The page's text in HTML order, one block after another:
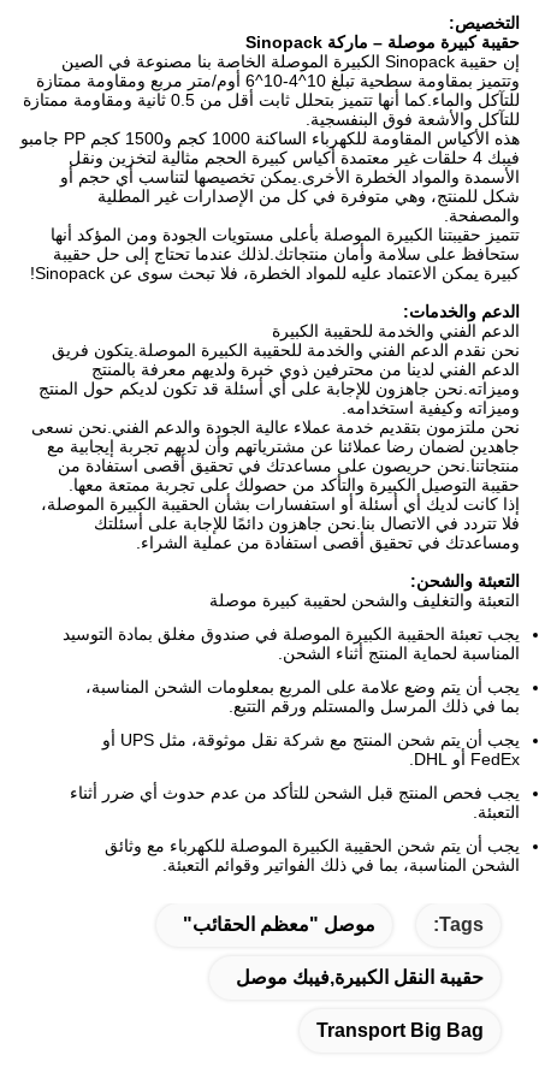
التخصيص:
حقيبة كبيرة موصلة – ماركة Sinopack
إن حقيبة Sinopack الكبيرة الموصلة الخاصة بنا مصنوعة في الصين
وتتميز بمقاومة سطحية تبلغ 10^4-10^6 أوم/متر مربع ومقاومة ممتازة
للتآكل والماء.كما أنها تتميز بتحلل ثابت أقل من 0.5 ثانية ومقاومة ممتازة
للتآكل والأشعة فوق البنفسجية.
هذه الأكياس المقاومة للكهرباء الساكنة 1000 كجم و1500 كجم PP جامبو
فيبك 4 حلقات غير معتمدة أكياس كبيرة الحجم مثالية لتخزين ونقل
الأسمدة والمواد الخطرة الأخرى.يمكن تخصيصها لتناسب أي حجم أو
شكل للمنتج، وهي متوفرة في كل من الإصدارات غير المطلية
والمصفحة.
تتميز حقيبتنا الكبيرة الموصلة بأعلى مستويات الجودة ومن المؤكد أنها
ستحافظ على سلامة وأمان منتجاتك.لذلك عندما تحتاج إلى حل حقيبة
كبيرة يمكن الاعتماد عليه للمواد الخطرة، فلا تبحث سوى عن Sinopack!
الدعم والخدمات:
الدعم الفني والخدمة للحقيبة الكبيرة
نحن نقدم الدعم الفني والخدمة للحقيبة الكبيرة الموصلة.يتكون فريق
الدعم الفني لدينا من محترفين ذوي خبرة ولديهم معرفة بالمنتج
وميزاته.نحن جاهزون للإجابة على أي أسئلة قد تكون لديكم حول المنتج
وميزاته وكيفية استخدامه.
نحن ملتزمون بتقديم خدمة عملاء عالية الجودة والدعم الفني.نحن نسعى
جاهدين لضمان رضا عملائنا عن مشترياتهم وأن لديهم تجربة إيجابية مع
منتجاتنا.نحن حريصون على مساعدتك في تحقيق أقصى استفادة من
حقيبة التوصيل الكبيرة والتأكد من حصولك على تجربة ممتعة معها.
إذا كانت لديك أي أسئلة أو استفسارات بشأن الحقيبة الكبيرة الموصلة،
فلا تتردد في الاتصال بنا.نحن جاهزون دائمًا للإجابة على أسئلتك
ومساعدتك في تحقيق أقصى استفادة من عملية الشراء.
التعبئة والشحن:
التعبئة والتغليف والشحن لحقيبة كبيرة موصلة
يجب تعبئة الحقيبة الكبيرة الموصلة في صندوق مغلق بمادة التوسيد
المناسبة لحماية المنتج أثناء الشحن.
يجب أن يتم وضع علامة على المربع بمعلومات الشحن المناسبة،
بما في ذلك المرسل والمستلم ورقم التتبع.
يجب أن يتم شحن المنتج مع شركة نقل موثوقة، مثل UPS أو
FedEx أو DHL.
يجب فحص المنتج قبل الشحن للتأكد من عدم حدوث أي ضرر أثناء
التعبئة.
يجب أن يتم شحن الحقيبة الكبيرة الموصلة للكهرباء مع وثائق
الشحن المناسبة، بما في ذلك الفواتير وقوائم التعبئة.
Tags: موصل "معظم الحقائب"
حقيبة النقل الكبيرة,فيبك موصل
Transport Big Bag